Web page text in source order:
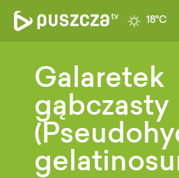
18°C
Galaretek
gąbczasty